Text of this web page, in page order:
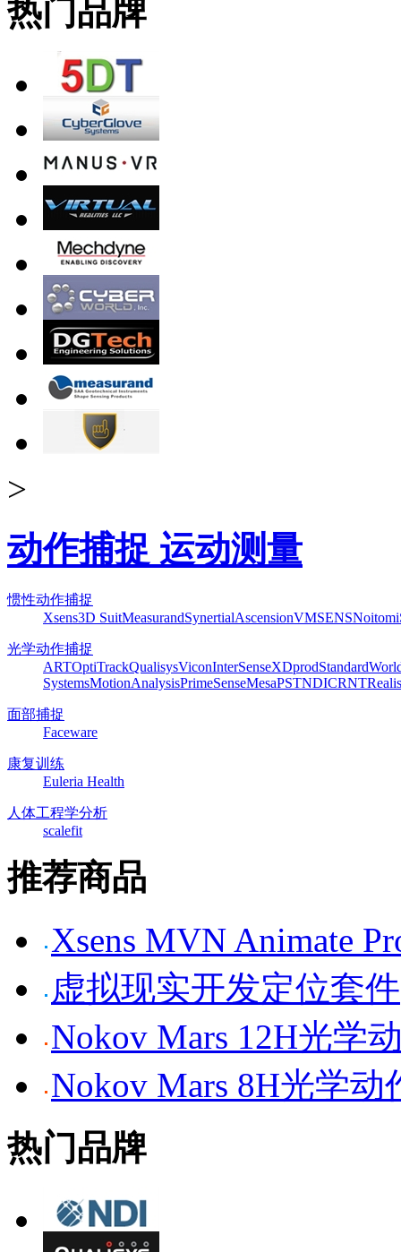
热门品牌
>
动作捕捉 运动测量
惯性动作捕捉
Xsens3D SuitMeasurandSynertialAscensionVMSENSNoitom
光学动作捕捉
ARTOptiTrackQualisysViconInterSenseXDprodStandard
SystemsMotionAnalysisPrimeSenseMesaPSTNDICRNTRealis
面部捕捉
Faceware
康复训练
Euleria Health
人体工程学分析
scalefit
推荐商品
Xsens MVN Animate
虚拟现实开发定位套件
Nokov Mars 12H光学
Nokov Mars 8H光学动
热门品牌